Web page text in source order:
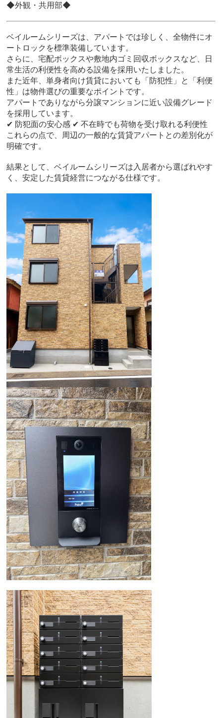
◆外観・共用部◆
ベイルームシリーズは、アパートでは珍しく、全物件にオ
ートロックを標準装備しています。
さらに、宅配ボックスや敷地内ゴミ回収ボックスなど、日
常生活の利便性を高める設備を採用いたしました。
また近年、単身者向け賃貸においても「防犯性」と「利便
性」は物件選びの重要なポイントです。
アパートでありながら分譲マンションに近い設備グレード
を採用しています。
✔ 防犯面の安心感 ✔ 不在時でも荷物を受け取れる利便性
これらの点で、周辺の一般的な賃貸アパートとの差別化が
明確です。
結果として、ベイルームシリーズは入居者から選ばれやす
く、安定した賃貸経営につながる仕様です。